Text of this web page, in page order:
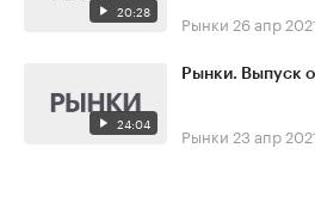
20:28 Рынки 26 апр
24:04
Рынки. Выпуск
Рынки 23 апр